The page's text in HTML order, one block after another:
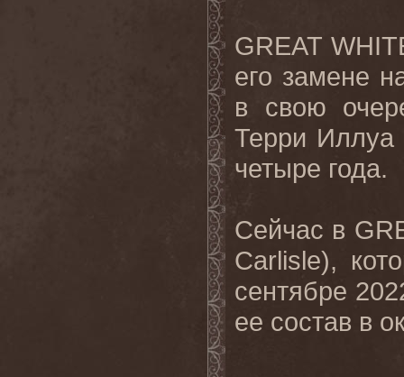
GREAT
его замене
в свою
Терри Иллуа
четыре года.
Сейчас в
Carlisle),
сентябре
ее состав в